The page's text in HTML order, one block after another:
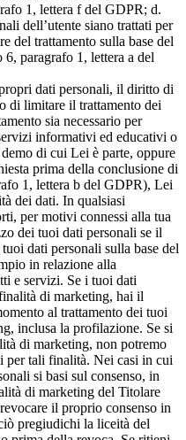
1, lettera f del GDPR; d.
dell’utente siano trattati per
del trattamento sulla base del
paragrafo 1, lettera a del
dati personali, il diritto di
di limitare il trattamento dei
sia necessario per
informativi ed educativi o
di cui Lei è parte, oppure
prima della conclusione di
1, lettera b del GDPR), Lei
dei dati. In qualsiasi
per motivi connessi alla tua
dei tuoi dati personali se il
dati personali sulla base del
in relazione alla
e servizi. Se i tuoi dati
di marketing, hai il
al trattamento dei tuoi
inclusa la profilazione. Se si
di marketing, non potremo
per tali finalità. Nei casi in cui
si basi sul consenso, in
di marketing del Titolare
il proprio consenso in
pregiudichi la liceità del